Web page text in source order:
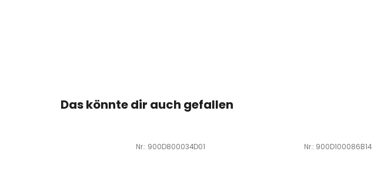
Das könnte dir auch gefallen
Art.-Nr.: 900D800034D01 Art.-Nr.: 900D100086B14